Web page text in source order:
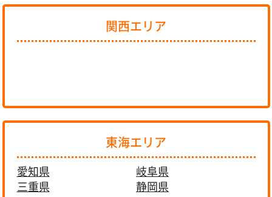
関西エリア
東海エリア
愛知県
岐阜県
三重県
静岡県